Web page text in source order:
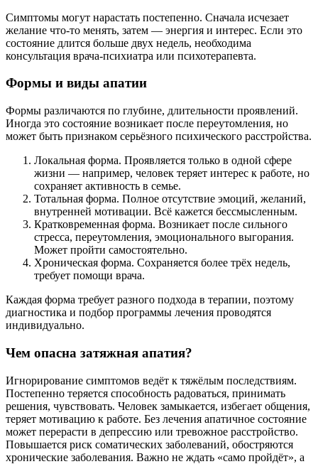
Симптомы могут нарастать постепенно. Сначала исчезает
желание что-то менять, затем — энергия и интерес. Если это
состояние длится больше двух недель, необходима
консультация врача-психиатра или психотерапевта.
Формы и виды апатии
Формы различаются по глубине, длительности проявлений.
Иногда это состояние возникает после переутомления, но
может быть признаком серьёзного психического расстройства.
Локальная форма. Проявляется только в одной сфере
жизни — например, человек теряет интерес к работе, но
сохраняет активность в семье.
Тотальная форма. Полное отсутствие эмоций, желаний,
внутренней мотивации. Всё кажется бессмысленным.
Кратковременная форма. Возникает после сильного
стресса, переутомления, эмоционального выгорания.
Может пройти самостоятельно.
Хроническая форма. Сохраняется более трёх недель,
требует помощи врача.
Каждая форма требует разного подхода в терапии, поэтому
диагностика и подбор программы лечения проводятся
индивидуально.
Чем опасна затяжная апатия?
Игнорирование симптомов ведёт к тяжёлым последствиям.
Постепенно теряется способность радоваться, принимать
решения, чувствовать. Человек замыкается, избегает общения,
теряет мотивацию к работе. Без лечения апатичное состояние
может перерасти в депрессию или тревожное расстройство.
Повышается риск соматических заболеваний, обостряются
хронические заболевания. Важно не ждать «само пройдёт», а